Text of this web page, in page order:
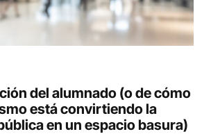
del alumnado (o de cómo
está convirtiendo la
en un espacio basura)